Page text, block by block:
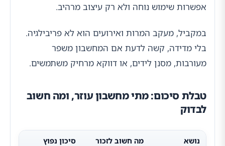
אפשרות שימוש נוחה ולא רק עיצוב מרהיב.
במקביל, מעקב המרות ואירועים הוא לא פריבילגיה.
בלי מדידה, קשה לדעת אם המחשבון משפר
מעורבות, מסנן לידים, או דווקא מרחיק משתמשים.
טבלת סיכום: מתי מחשבון עוזר, ומה חשוב
לבדוק
נושא מה חשוב לזכור סיכון נפוץ